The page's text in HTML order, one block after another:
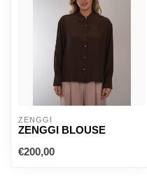
ZENGGI
ZENGGI BLOUSE
€200,00